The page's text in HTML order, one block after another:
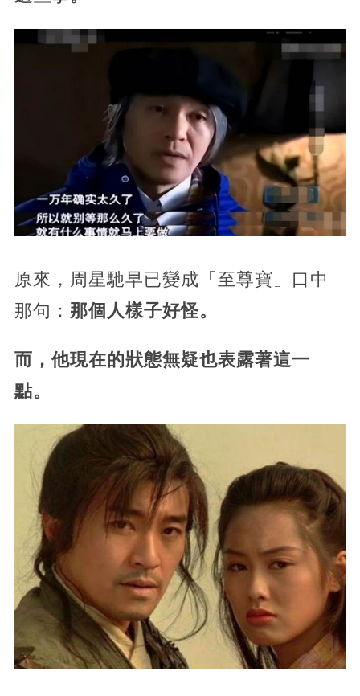
原來，周星馳早已變成「至尊寶」口中
那句： 那個人樣子好怪。
而，他現在的狀態無疑也表露著這一
點。